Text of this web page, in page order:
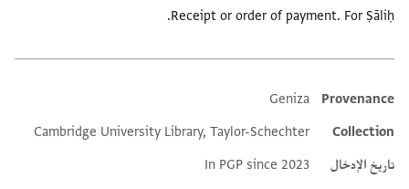
Receipt or order of payment. For Ṣāliḥ.
Additional metadata
Provenance
Geniza
Collection
Cambridge University Library, Taylor-Schechter
تاريخ الإدخال
In PGP since 2023